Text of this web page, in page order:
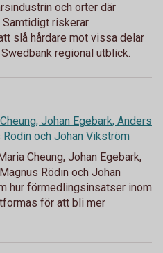
och orter där
Samtidigt riskerar
slå hårdare mot vissa delar
regional utblick.
Johan Egebark, Anders
och Johan Vikström
Cheung, Johan Egebark,
Rödin och Johan
hur förmedlingsinsatser inom
för att bli mer